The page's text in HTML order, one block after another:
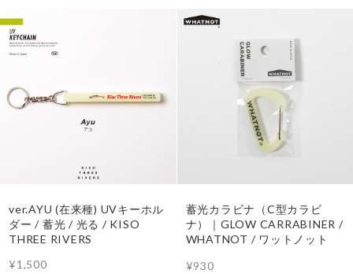
ver.AYU (在来種) UVキーホル
ダー / 蓄光 / 光る / KISO
THREE RIVERS
¥1,500
蓄光カラビナ（C型カラビ
ナ）｜GLOW CARRABINER /
WHATNOT / ワットノット
¥930